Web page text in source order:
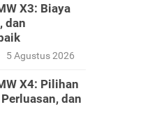
X3: Biaya
dan
5 Agustus 2026
X4: Pilihan
dan